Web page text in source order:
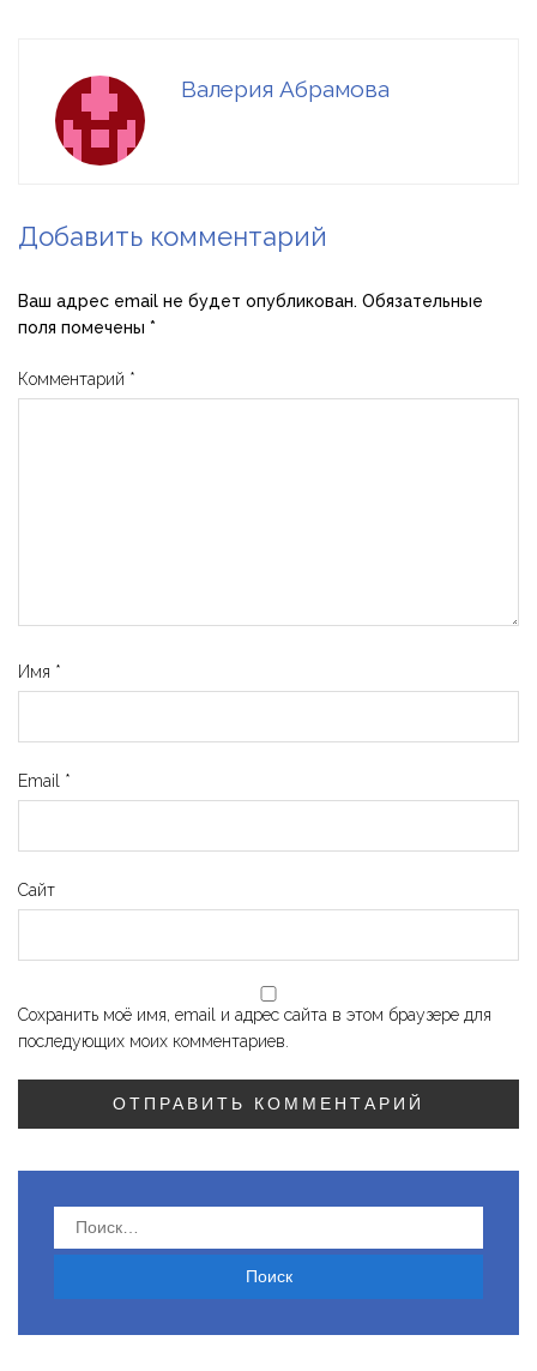
Валерия Абрамова
Добавить комментарий
Ваш адрес email не будет опубликован. Обязательные
поля помечены *
Комментарий *
Имя *
Email *
Сайт
Сохранить моё имя, email и адрес сайта в этом браузере для
последующих моих комментариев.
Найти: